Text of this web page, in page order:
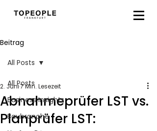
Beitrag
All Posts
Business Insights
Baubranche
All Posts
Abnahmeprüfer LST vs.
Planprüfer LST:
2. Juni7 Min. Lesezeit